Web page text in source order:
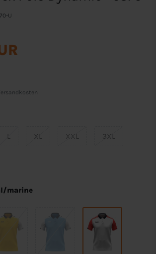
U
XL XXL 3XL
marine